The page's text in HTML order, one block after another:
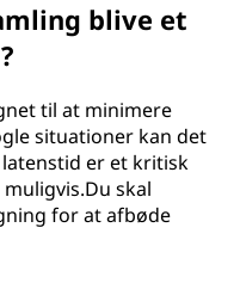
blive et
til at minimere
situationer kan det
er et kritisk
skal
for at afbøde